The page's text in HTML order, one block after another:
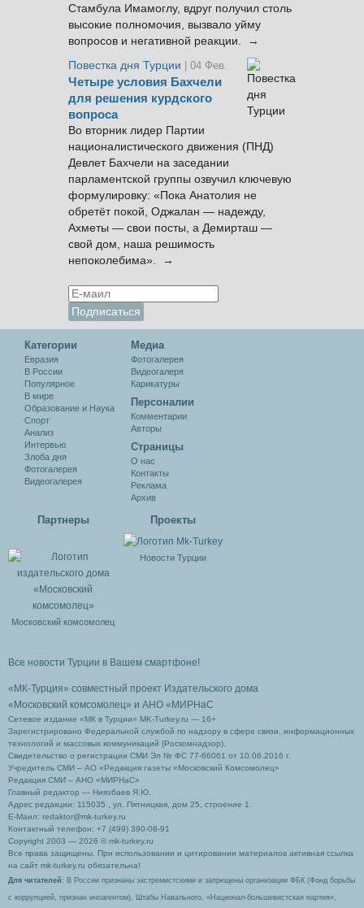
Стамбула Имамоглу, вдруг получил столь
высокие полномочия, вызвало уйму
вопросов и негативной реакции. →
Повестка дня Турции
| 04 Фев.
Четыре условия Бахчели
для решения курдского
вопроса
Во вторник лидер Партии
националистического движения (ПНД)
Девлет Бахчели на заседании
парламентской группы озвучил ключевую
формулировку: «Пока Анатолия не
обретёт покой, Оджалан — надежду,
Ахметы — свои посты, а Демирташ —
свой дом, наша решимость
непоколебима». →
Категории
Евразия
В России
Популярное
В мире
Образование и Наука
Спорт
Анализ
Интервью
Злоба дня
Фотогалерея
Видеогалерея
Медиа
Фотогалерея
Видеогалеря
Карикатуры
Персоналии
Комментарии
Авторы
Cтраницы
О нас
Контакты
Реклама
Архив
Партнеры
Московский комсомолец
Проекты
Новости Турции
Все новости Турции в Вашем смартфоне!
«МК-Турция» совместный проект Издательского дома
«Московский комсомолец» и АНО «МИРНаС
Сетевое издание «МК в Турции» MK-Turkey.ru — 16+
Зарегистрировано Федеральной службой по надзору в сфере связи, информационных
технологий и массовых коммуникаций (Роскомнадзор).
Свидетельство о регистрации СМИ Эл № ФС 77-66061 от 10.06.2016 г.
Учредитель СМИ – АО «Редакция газеты «Московский Комсомолец»
Редакция СМИ – АНО «МИРНаС»
Главный редактор — Ниязбаев Я.Ю.
Адрес редакции: 115035 , ул. Пятницкая, дом 25, строение 1.
Е-Маил: redaktor@mk-turkey.ru
Контактный телефон: +7 (499) 390-08-91
Copyright 2003 — 2026 © mk-turkey.ru
Все права защищены. При использовании и цитировании материалов активная ссылка
на сайт mk-turkey.ru обязательна!
Для читателей : В России признаны экстремистскими и запрещены организации ФБК (Фонд борьбы
с коррупцией, признан иноагентом), Штабы Навального, «Национал-большевистская партия»,